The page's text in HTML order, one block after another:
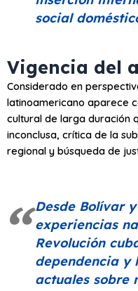
social
Vigencia del
Considerado en
latinoamericano aparece
cultural de larga duración
inconclusa, crítica de la
regional y búsqueda de
Desde Bolívar
experiencias
Revolución
dependencia y
actuales sobre